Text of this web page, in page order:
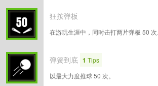
狂按弹板
在游玩生涯中，同时击打两片弹板 50 次
弹簧到底 1 Tips
以最大力度推球 50 次。